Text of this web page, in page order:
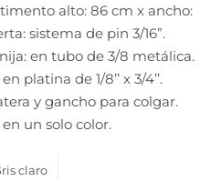
alto: 86 cm x ancho:
sistema de pin 3/16”.
en tubo de 3/8 metálica.
platina de 1/8’’ x 3/4’’.
y gancho para colgar.
un solo color.
claro